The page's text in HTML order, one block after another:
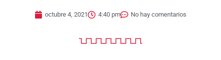
octubre 4, 2021 4:40 pm No hay comentarios